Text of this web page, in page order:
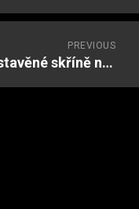
PREVIOUS
Jak postupovat při volbě vestavěné skříně na míru